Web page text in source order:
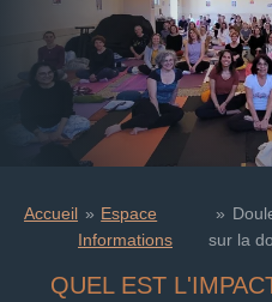
Accueil » Espace
Informations
»
sur la
QUEL EST